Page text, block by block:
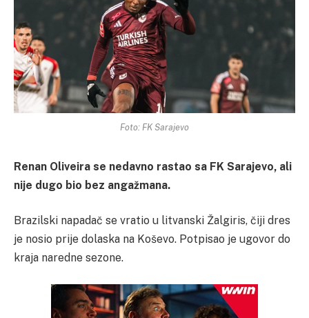
Foto: FK Sarajevo
Renan Oliveira se nedavno rastao sa FK Sarajevo, ali
nije dugo bio bez angažmana.
Brazilski napadač se vratio u litvanski Žalgiris, čiji dres
je nosio prije dolaska na Koševo. Potpisao je ugovor do
kraja naredne sezone.